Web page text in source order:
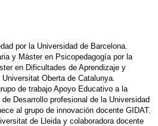
por la Universidad de Barcelona.
y Máster en Psicopedagogía por la
en Dificultades de Aprendizaje y
Oberta de Catalunya.
de trabajo Apoyo Educativo a la
Desarrollo profesional de la Universidad
al grupo de innovación docente GIDAT.
de Lleida y colaboradora docente